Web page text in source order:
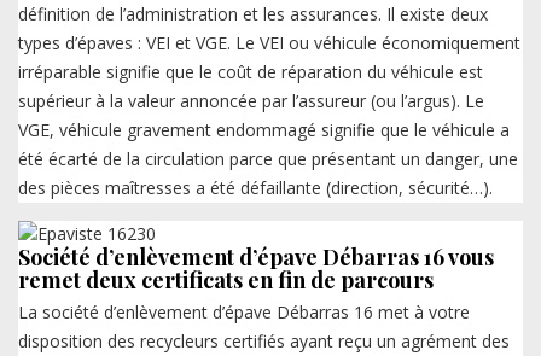
définition de l’administration et les assurances. Il existe deux
types d’épaves : VEI et VGE. Le VEI ou véhicule économiquement
irréparable signifie que le coût de réparation du véhicule est
supérieur à la valeur annoncée par l’assureur (ou l’argus). Le
VGE, véhicule gravement endommagé signifie que le véhicule a
été écarté de la circulation parce que présentant un danger, une
des pièces maîtresses a été défaillante (direction, sécurité…).
Société d’enlèvement d’épave Débarras 16 vous
remet deux certificats en fin de parcours
La société d’enlèvement d’épave Débarras 16 met à votre
disposition des recycleurs certifiés ayant reçu un agrément des